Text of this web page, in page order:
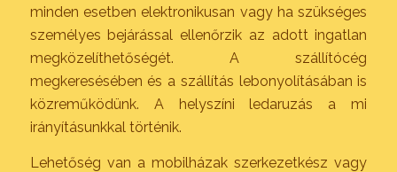
minden esetben elektronikusan vagy ha szükséges
személyes bejárással ellenőrzik az adott ingatlan
megközelíthetőségét. A szállítócég
megkeresésében és a szállítás lebonyolításában is
közreműködünk. A helyszíni ledaruzás a mi
irányításunkkal történik.
Lehetőség van a mobilházak szerkezetkész vagy